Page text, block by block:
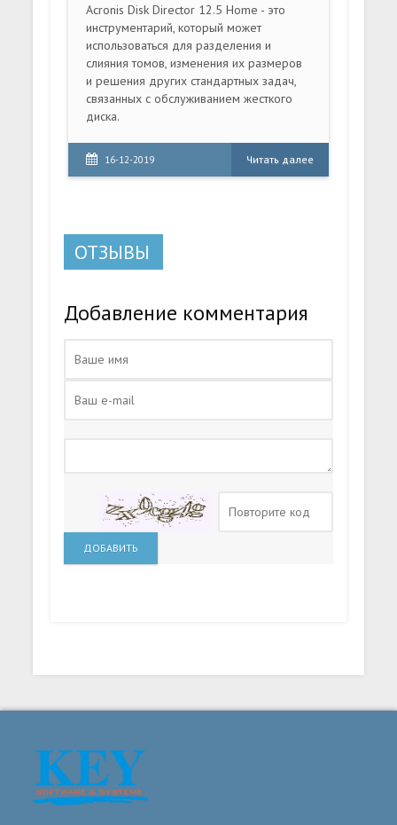
Acronis Disk Director 12.5 Home - это
инструментарий, который может
использоваться для разделения и
слияния томов, изменения их размеров
и решения других стандартных задач,
связанных с обслуживанием жесткого
диска.
16-12-2019 Читать далее
ОТЗЫВЫ
Добавление комментария
ДОБАВИТЬ